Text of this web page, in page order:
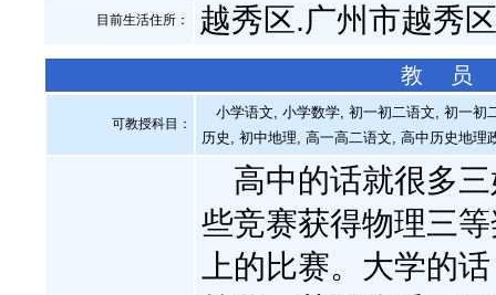
目前生活住所： 越秀区.广州市越秀
教 员
可教授科目：
小学语文, 小学数学, 初一初二语文, 初一初
历史, 初中地理, 高一高二语文, 高中历史地理
高中的话就很多三
些竞赛获得物理三
上的比赛。大学的